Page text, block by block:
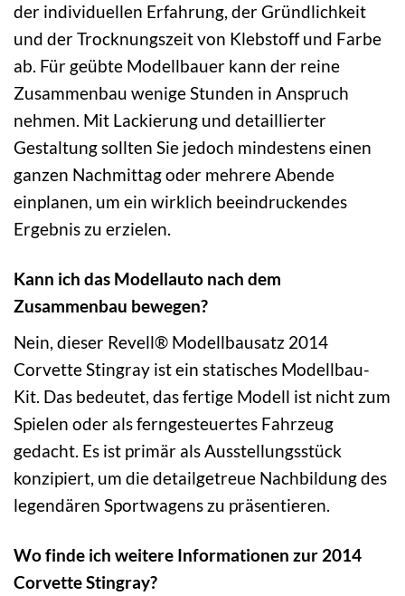
der individuellen Erfahrung, der Gründlichkeit
und der Trocknungszeit von Klebstoff und Farbe
ab. Für geübte Modellbauer kann der reine
Zusammenbau wenige Stunden in Anspruch
nehmen. Mit Lackierung und detaillierter
Gestaltung sollten Sie jedoch mindestens einen
ganzen Nachmittag oder mehrere Abende
einplanen, um ein wirklich beeindruckendes
Ergebnis zu erzielen.
Kann ich das Modellauto nach dem
Zusammenbau bewegen?
Nein, dieser Revell® Modellbausatz 2014
Corvette Stingray ist ein statisches Modellbau-
Kit. Das bedeutet, das fertige Modell ist nicht zum
Spielen oder als ferngesteuertes Fahrzeug
gedacht. Es ist primär als Ausstellungsstück
konzipiert, um die detailgetreue Nachbildung des
legendären Sportwagens zu präsentieren.
Wo finde ich weitere Informationen zur 2014
Corvette Stingray?